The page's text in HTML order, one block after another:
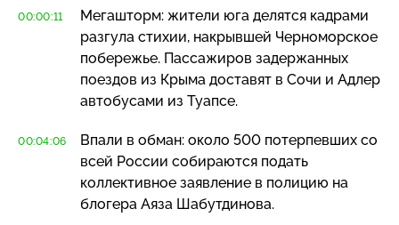
00:00:11
Мегашторм: жители юга делятся кадрами
разгула стихии, накрывшей Черноморское
побережье. Пассажиров задержанных
поездов из Крыма доставят в Сочи и Адлер
автобусами из Туапсе.
00:04:06
Впали в обман: около 500 потерпевших со
всей России собираются подать
коллективное заявление в полицию на
блогера Аяза Шабутдинова.